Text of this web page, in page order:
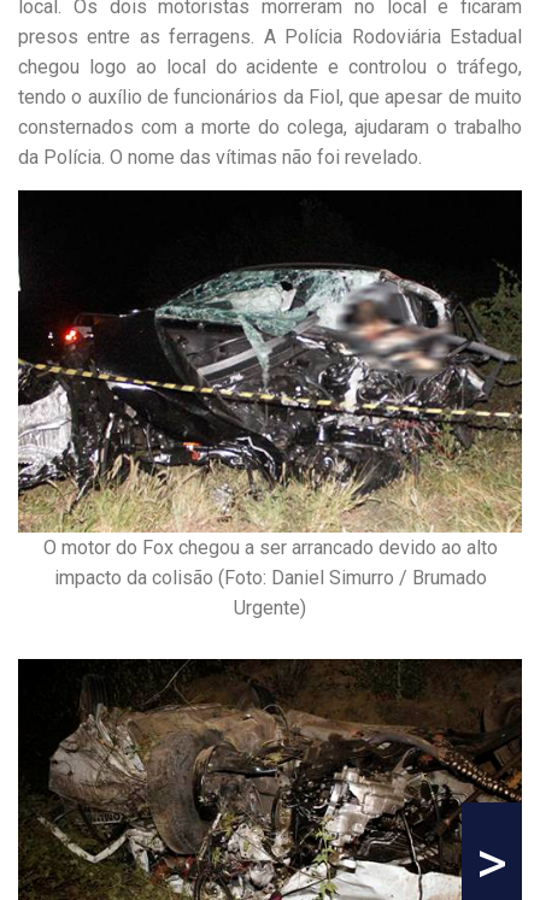
local. Os dois motoristas morreram no local e ficaram
presos entre as ferragens. A Polícia Rodoviária Estadual
chegou logo ao local do acidente e controlou o tráfego,
tendo o auxílio de funcionários da Fiol, que apesar de muito
consternados com a morte do colega, ajudaram o trabalho
da Polícia. O nome das vítimas não foi revelado.
O motor do Fox chegou a ser arrancado devido ao alto
impacto da colisão (Foto: Daniel Simurro / Brumado
Urgente)
>